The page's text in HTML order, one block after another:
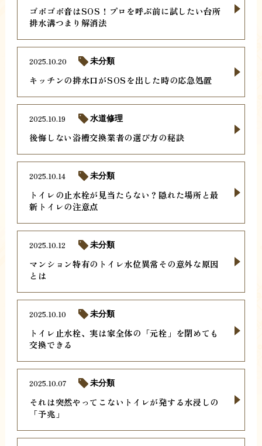
ゴボゴボ音はSOS！プロを呼ぶ前に試したい台所
排水溝つまり解消法
キッチンの排水口がSOSを出した時の応急処置
2025.10.20 未分類
後悔しない浴槽交換業者の選び方の秘訣
2025.10.19 水道修理
トイレの止水栓が見当たらない？隠れた場所と最
新トイレの注意点
2025.10.14 未分類
マンション特有のトイレ水位異常その意外な原因
とは
2025.10.12 未分類
トイレ止水栓、実は家全体の「元栓」を閉めても
交換できる
2025.10.10 未分類
それは突然やってこないトイレが発する水浸しの
「予兆」
2025.10.07 未分類